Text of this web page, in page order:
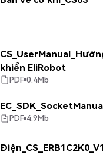
khiển EliRobot
PDF 0.4Mb
PDF 4.9Mb